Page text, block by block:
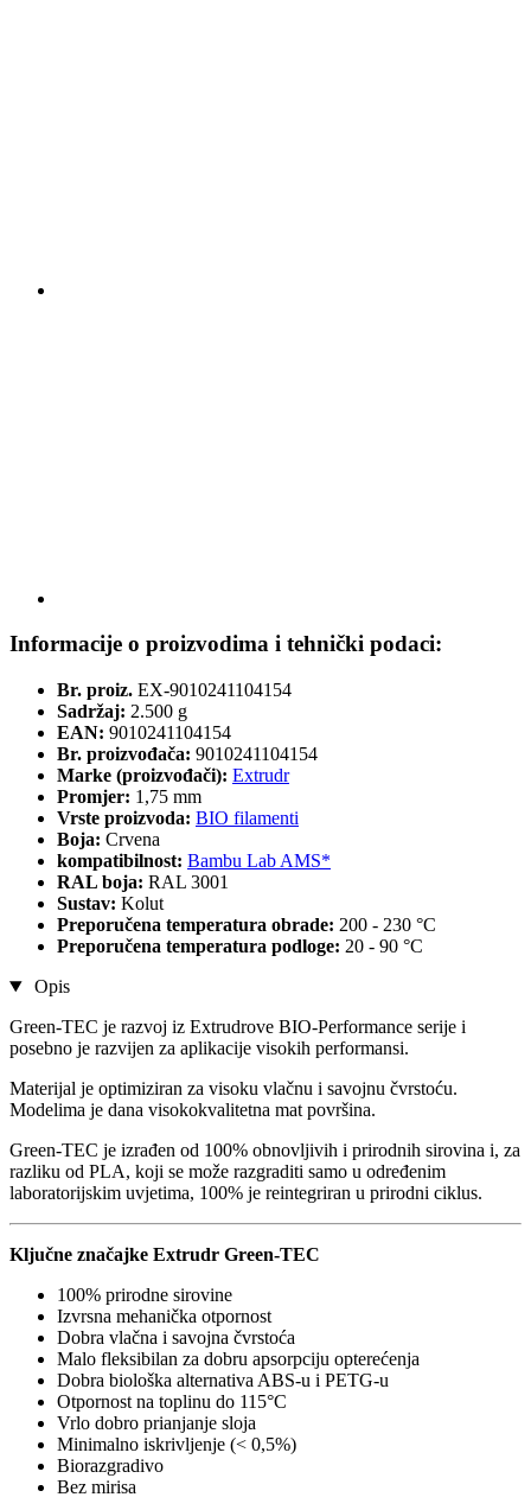
Informacije o proizvodima i tehnički podaci:
Br. proiz. EX-9010241104154
Sadržaj: 2.500 g
EAN: 9010241104154
Br. proizvođača: 9010241104154
Marke (proizvođači): Extrudr
Promjer: 1,75 mm
Vrste proizvoda: BIO filamenti
Boja: Crvena
kompatibilnost: Bambu Lab AMS*
RAL boja: RAL 3001
Sustav: Kolut
Preporučena temperatura obrade: 200 - 230 °C
Preporučena temperatura podloge: 20 - 90 °C
Opis
Green-TEC je razvoj iz Extrudrove BIO-Performance serije i
posebno je razvijen za aplikacije visokih performansi.
Materijal je optimiziran za visoku vlačnu i savojnu čvrstoću.
Modelima je dana visokokvalitetna mat površina.
Green-TEC je izrađen od 100% obnovljivih i prirodnih sirovina i, za
razliku od PLA, koji se može razgraditi samo u određenim
laboratorijskim uvjetima, 100% je reintegriran u prirodni ciklus.
Ključne značajke Extrudr Green-TEC
100% prirodne sirovine
Izvrsna mehanička otpornost
Dobra vlačna i savojna čvrstoća
Malo fleksibilan za dobru apsorpciju opterećenja
Dobra biološka alternativa ABS-u i PETG-u
Otpornost na toplinu do 115°C
Vrlo dobro prianjanje sloja
Minimalno iskrivljenje (< 0,5%)
Biorazgradivo
Bez mirisa